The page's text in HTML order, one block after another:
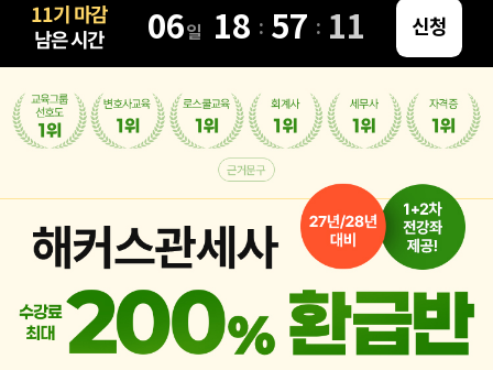
11기 마감
남은 시간
06일 18 : 57 : 09 신청